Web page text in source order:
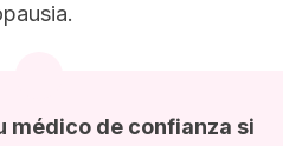
médico de confianza si